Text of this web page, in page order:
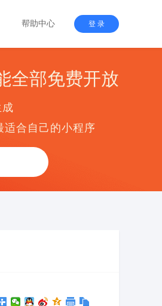
帮助中心 登 录
全部免费开放
适合自己的小程序